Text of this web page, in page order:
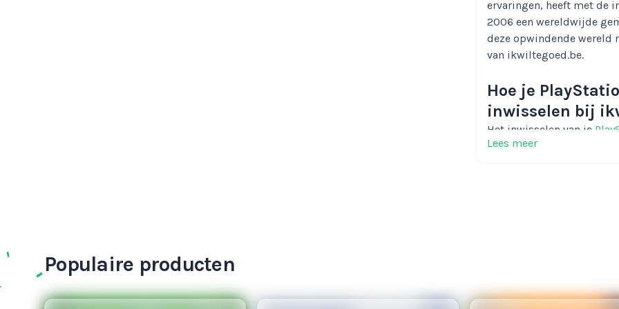
ervaringen, heeft met de
2006 een wereldwijde
deze opwindende wereld
van ikwiltegoed.be.
Hoe je
inwisselen bij
Het inwisselen van je
is eenvoudig. Navigeer
persoonlijke code binnen
veilig. Als je vragen hebt,
Lees meer
Populaire producten